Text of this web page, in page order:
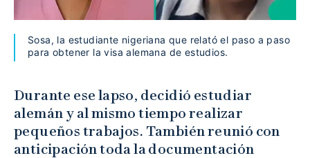
Sosa, la estudiante nigeriana que relató el paso a paso
para obtener la visa alemana de estudios.
Durante ese lapso, decidió estudiar
alemán y al mismo tiempo realizar
pequeños trabajos. También reunió con
anticipación toda la documentación